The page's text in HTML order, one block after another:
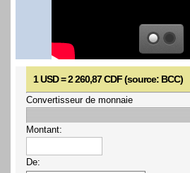
1 USD = 2 260,87 CDF (source: BCC)
Convertisseur de monnaie
Montant:
De: